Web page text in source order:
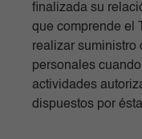
finalizada su
que comprende el
realizar suministro
personales
actividades
dispuestos por